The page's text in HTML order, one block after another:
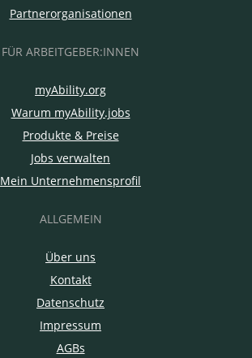
Partnerorganisationen
FÜR ARBEITGEBER:INNEN
myAbility.org
Warum myAbility.jobs
Produkte & Preise
Jobs verwalten
Mein Unternehmensprofil
ALLGEMEIN
Über uns
Kontakt
Datenschutz
Impressum
AGBs